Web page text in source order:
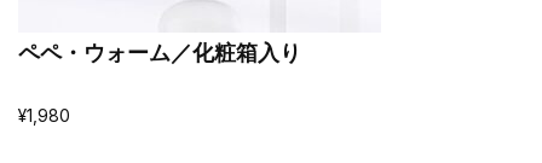
ペペ・ウォーム／化粧箱入り
¥1,980